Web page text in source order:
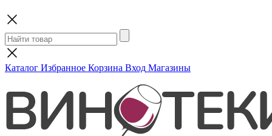
Каталог Избранное Корзина Вход Магазины